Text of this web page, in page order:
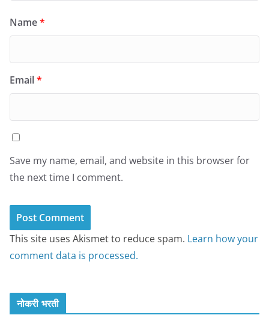
Name*
Email*
Save my name, email, and website in this browser for
the next time I comment.
This site uses Akismet to reduce spam. Learn how your
comment data is processed.
नोकरी भरती